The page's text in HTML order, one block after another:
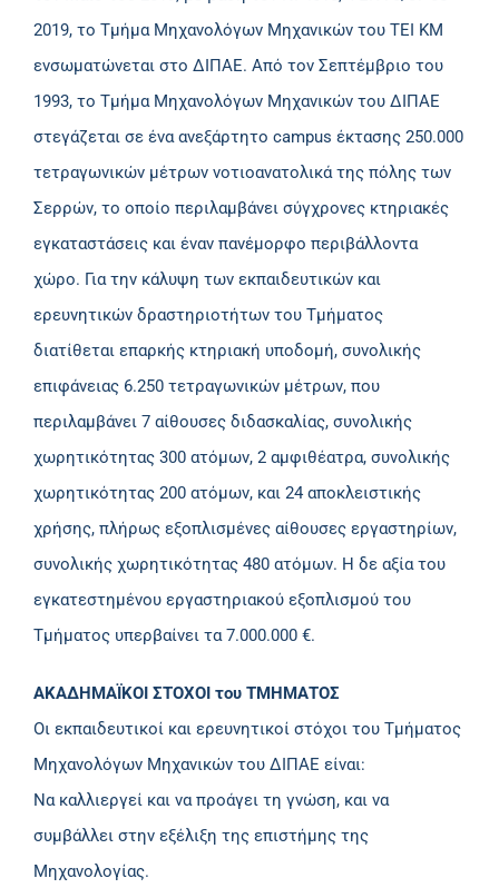
2019, το Τμήμα Μηχανολόγων Μηχανικών του ΤΕΙ ΚΜ
ενσωματώνεται στο ΔΙΠΑΕ. Από τον Σεπτέμβριο του
1993, το Τμήμα Μηχανολόγων Μηχανικών του ΔΙΠΑΕ
στεγάζεται σε ένα ανεξάρτητο campus έκτασης 250.000
τετραγωνικών μέτρων νοτιοανατολικά της πόλης των
Σερρών, το οποίο περιλαμβάνει σύγχρονες κτηριακές
εγκαταστάσεις και έναν πανέμορφο περιβάλλοντα
χώρο. Για την κάλυψη των εκπαιδευτικών και
ερευνητικών δραστηριοτήτων του Τμήματος
διατίθεται επαρκής κτηριακή υποδομή, συνολικής
επιφάνειας 6.250 τετραγωνικών μέτρων, που
περιλαμβάνει 7 αίθουσες διδασκαλίας, συνολικής
χωρητικότητας 300 ατόμων, 2 αμφιθέατρα, συνολικής
χωρητικότητας 200 ατόμων, και 24 αποκλειστικής
χρήσης, πλήρως εξοπλισμένες αίθουσες εργαστηρίων,
συνολικής χωρητικότητας 480 ατόμων. Η δε αξία του
εγκατεστημένου εργαστηριακού εξοπλισμού του
Τμήματος υπερβαίνει τα 7.000.000 €.
ΑΚΑΔΗΜΑΪΚΟΙ ΣΤΟΧΟΙ του ΤΜΗΜΑΤΟΣ
Οι εκπαιδευτικοί και ερευνητικοί στόχοι του Τμήματος
Μηχανολόγων Μηχανικών του ΔΙΠΑΕ είναι:
Να καλλιεργεί και να προάγει τη γνώση, και να
συμβάλλει στην εξέλιξη της επιστήμης της
Μηχανολογίας.